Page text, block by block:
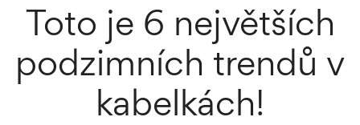
Toto je 6 největších
podzimních trendů v
kabelkách!